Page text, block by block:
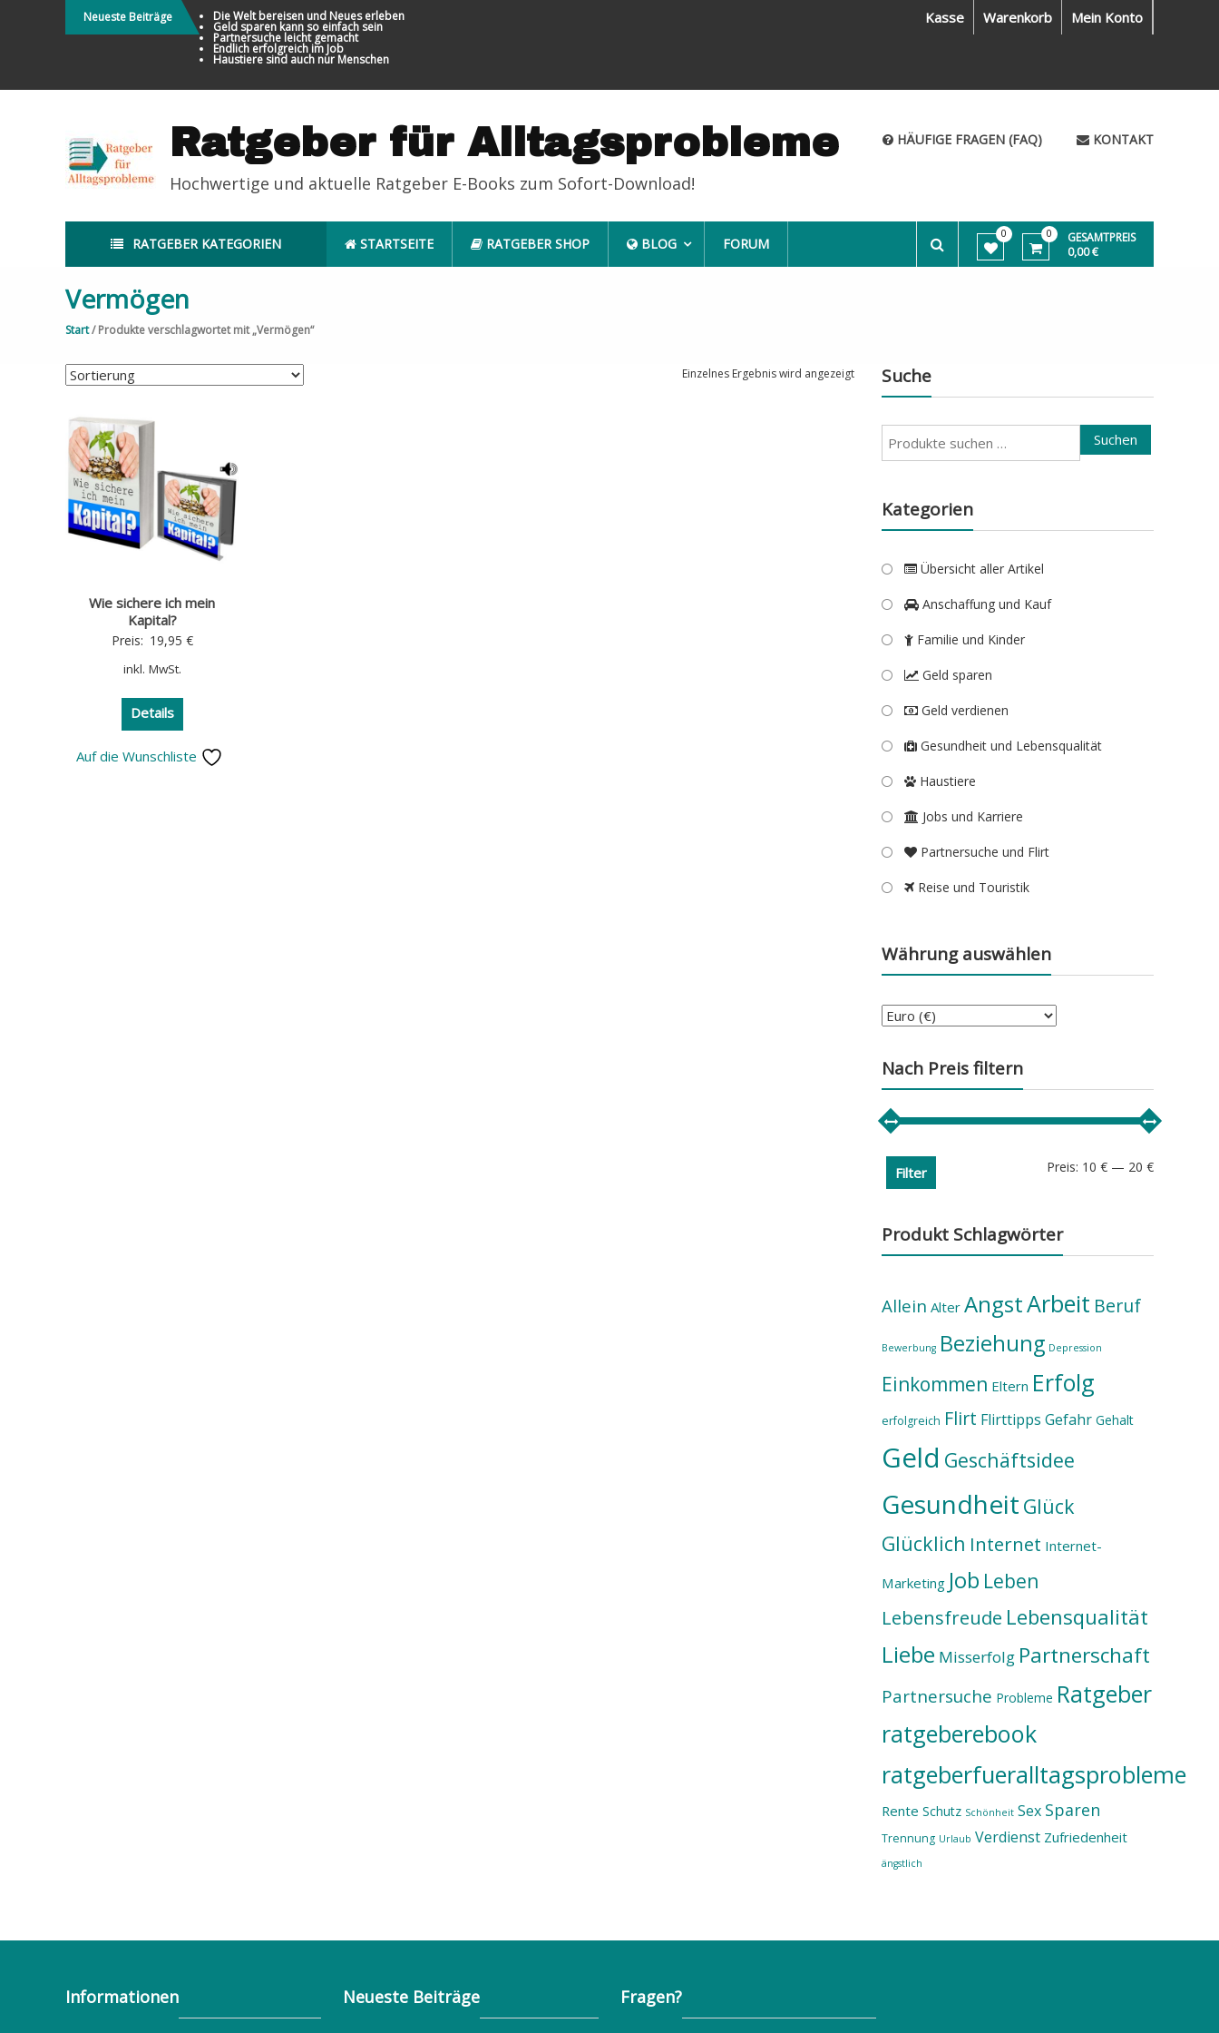
Neueste Beiträge Die Welt bereisen und Neues erleben
Geld sparen kann so einfach sein
Partnersuche leicht gemacht
Endlich erfolgreich im Job
Haustiere sind auch nur Menschen
Kasse Warenkorb Mein Konto
Ratgeber für Alltagsprobleme
Hochwertige und aktuelle Ratgeber E-Books zum Sofort-Download!
HÄUFIGE FRAGEN (FAQ) KONTAKT
RATGEBER KATEGORIEN STARTSEITE RATGEBER SHOP BLOG FORUM
0 0
GESAMTPREIS
0,00 €
Vermögen
Start/ Produkte verschlagwortet mit „Vermögen“
Einzelnes Ergebnis wird angezeigt
Wie sichere ich mein
Kapital?
Preis: 19,95 €
inkl. MwSt.
Details
Auf die Wunschliste
Suche
Suchen
nach:
Suchen
Kategorien
Übersicht aller Artikel
Anschaffung und Kauf
Familie und Kinder
Geld sparen
Geld verdienen
Gesundheit und Lebensqualität
Haustiere
Jobs und Karriere
Partnersuche und Flirt
Reise und Touristik
Währung auswählen
Nach Preis filtern
Min.
Max.
Filter Preis: 10 € — 20 €
Produkt Schlagwörter
Allein Alter AngstArbeit Beruf
Bewerbung Beziehung Depression
Einkommen Eltern Erfolg
erfolgreich Flirt Flirttipps Gefahr Gehalt
Geld Geschäftsidee
Gesundheit Glück
Glücklich Internet Internet-
Marketing Job Leben
Lebensfreude Lebensqualität
Liebe Misserfolg Partnerschaft
Partnersuche Probleme Ratgeber
ratgeberebook
ratgeberfueralltagsprobleme
Rente Schutz Schönheit Sex Sparen
Trennung Urlaub Verdienst Zufriedenheit
ängstlich
Informationen Neueste Beiträge Fragen?